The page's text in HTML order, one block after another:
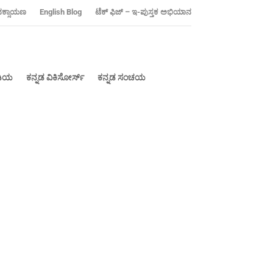
‍English Blog ಟೆಕ್ ಫಿಜ್ – ಇ-ಪುಸ್ತಕ ಅಭಿಯಾನ
ಕನ್ನಡ ವಿಕಿಸೋರ್ಸ್ ಕನ್ನಡ ಸಂಚಯ